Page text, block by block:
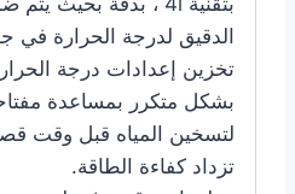
الدقيق لدرجة الحرارة في
تخزين إعدادات درجة
بشكل متكرر بمساعدة
لتسخين المياه قبل وقت
تزداد كفاءة الطاقة.